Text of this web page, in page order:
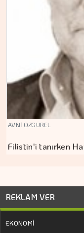
AVNİ ÖZGÜREL
Filistin'i tanırken
REKLAM VER
EKONOMİ